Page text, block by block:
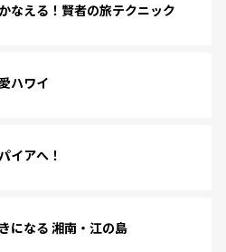
なえる！賢者の旅テクニック
ハワイ
イアへ！
になる 湘南・江の島